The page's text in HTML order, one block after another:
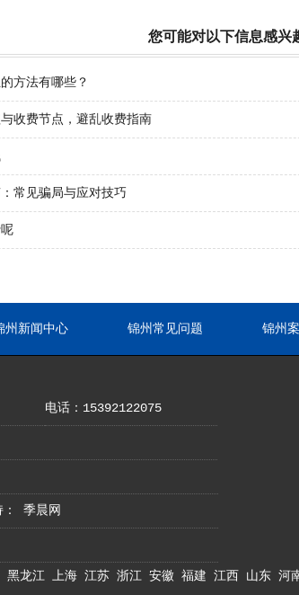
您可能对以下信息感兴
方法有哪些？
收费节点，避乱收费指南
常见骗局与应对技巧
州新闻中心 锦州常见问题 锦州
电话：15392122075
： 季晨网
黑龙江 上海 江苏 浙江 安徽 福建 江西 山东 河